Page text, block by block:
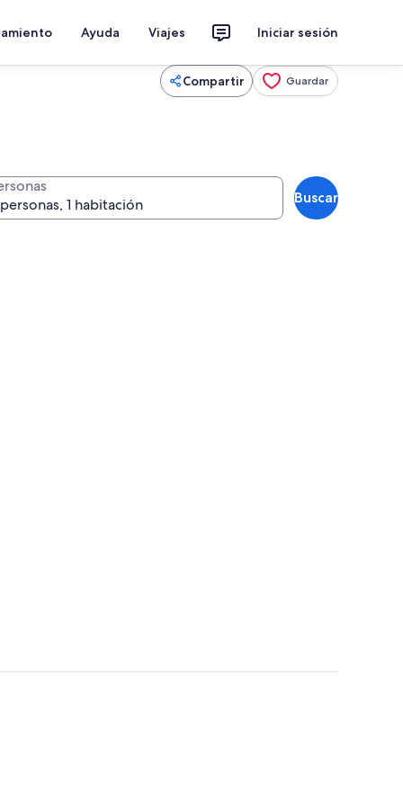
Ayuda Viajes Iniciar sesión
Compartir Guardar
Buscar